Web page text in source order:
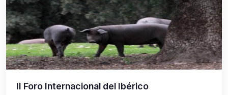
II Foro Internacional del Ibérico